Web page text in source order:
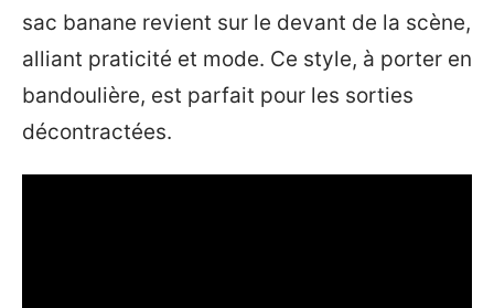
sac banane revient sur le devant de la scène,
alliant praticité et mode. Ce style, à porter en
bandoulière, est parfait pour les sorties
décontractées.